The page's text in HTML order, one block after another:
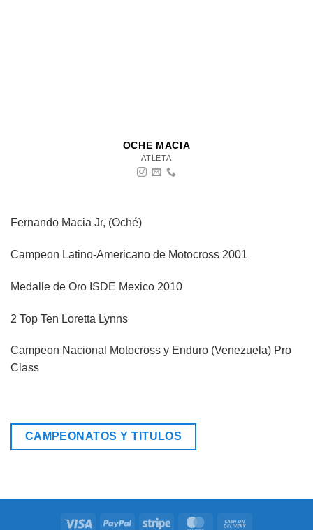
OCHE MACIA
ATLETA
Fernando Macia Jr, (Oché)
Campeon Latino-Americano de Motocross 2001
Medalle de Oro ISDE Mexico 2010
2 Top Ten Loretta Lynns
Campeon Nacional Motocross y Enduro (Venezuela) Pro
Class
CAMPEONATOS Y TITULOS
Visa PayPal Stripe MasterCard